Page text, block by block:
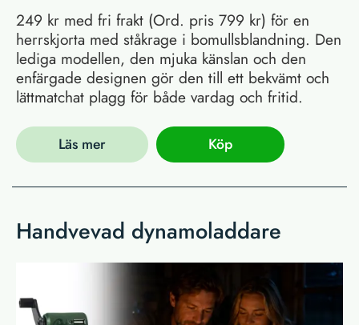
249 kr med fri frakt (Ord. pris 799 kr) för en
herrskjorta med ståkrage i bomullsblandning. Den
lediga modellen, den mjuka känslan och den
enfärgade designen gör den till ett bekvämt och
lättmatchat plagg för både vardag och fritid.
Läs mer Köp
Handvevad dynamoladdare